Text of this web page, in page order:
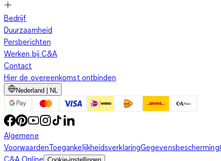
Bedrijf
Duurzaamheid
Persberichten
Werken bij C&A
Contact
Hier de overeenkomst ontbinden
Nederland | NL
Algemene
VoorwaardenToegankelijkheidsverklaringGegevensbescherming